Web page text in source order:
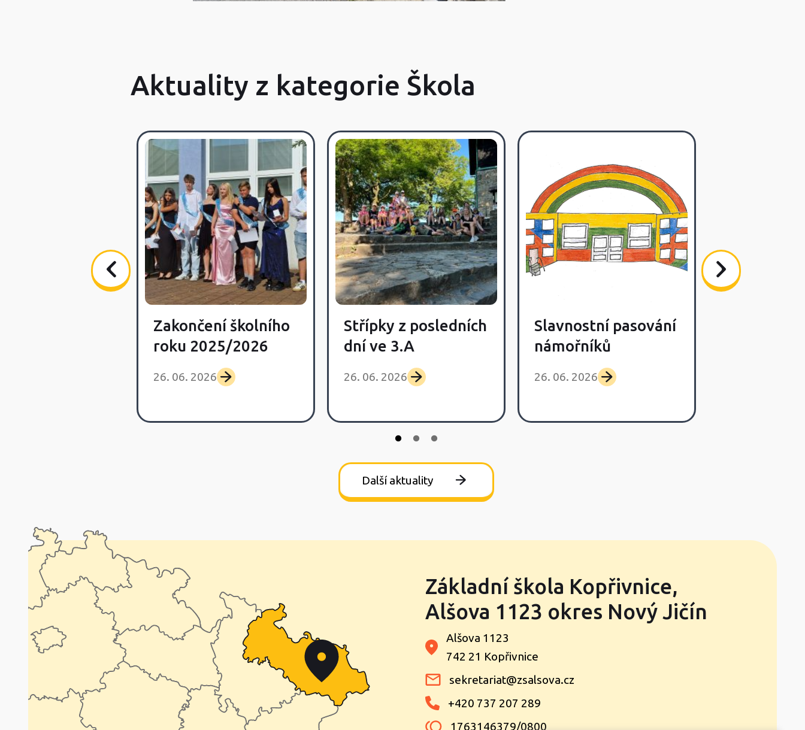
Aktuality z kategorie Škola
Zakončení školního
roku 2025/2026
26. 06. 2026
Střípky z posledních
dní ve 3.A
26. 06. 2026
Slavnostní pasování
námořníků
26. 06. 2026
Další aktuality
Základní škola Kopřivnice,
Alšova 1123 okres Nový Jičín
Alšova 1123
742 21 Kopřivnice
sekretariat@zsalsova.cz
+420 737 207 289
1763146379/0800